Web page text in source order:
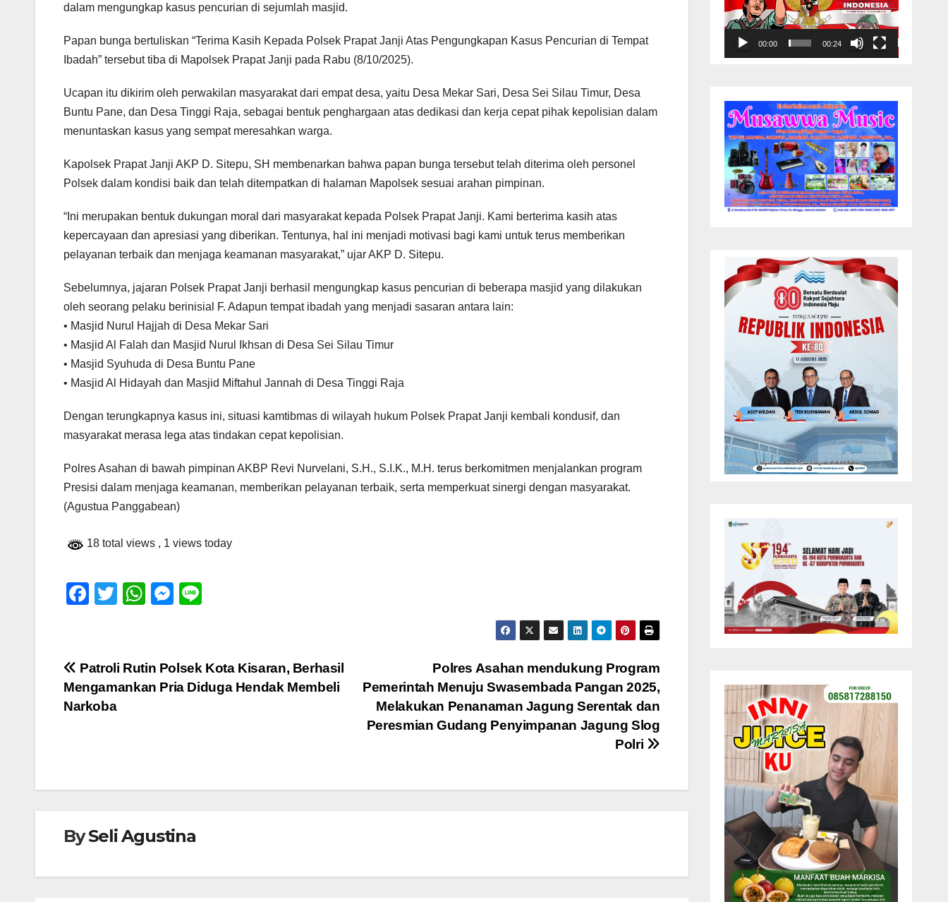
dalam mengungkap kasus pencurian di sejumlah masjid.
Papan bunga bertuliskan “Terima Kasih Kepada Polsek Prapat Janji Atas Pengungkapan Kasus Pencurian di Tempat
Ibadah” tersebut tiba di Mapolsek Prapat Janji pada Rabu (8/10/2025).
Ucapan itu dikirim oleh perwakilan masyarakat dari empat desa, yaitu Desa Mekar Sari, Desa Sei Silau Timur, Desa
Buntu Pane, dan Desa Tinggi Raja, sebagai bentuk penghargaan atas dedikasi dan kerja cepat pihak kepolisian dalam
menuntaskan kasus yang sempat meresahkan warga.
Kapolsek Prapat Janji AKP D. Sitepu, SH membenarkan bahwa papan bunga tersebut telah diterima oleh personel
Polsek dalam kondisi baik dan telah ditempatkan di halaman Mapolsek sesuai arahan pimpinan.
“Ini merupakan bentuk dukungan moral dari masyarakat kepada Polsek Prapat Janji. Kami berterima kasih atas
kepercayaan dan apresiasi yang diberikan. Tentunya, hal ini menjadi motivasi bagi kami untuk terus memberikan
pelayanan terbaik dan menjaga keamanan masyarakat,” ujar AKP D. Sitepu.
Sebelumnya, jajaran Polsek Prapat Janji berhasil mengungkap kasus pencurian di beberapa masjid yang dilakukan
oleh seorang pelaku berinisial F. Adapun tempat ibadah yang menjadi sasaran antara lain:
• Masjid Nurul Hajjah di Desa Mekar Sari
• Masjid Al Falah dan Masjid Nurul Ikhsan di Desa Sei Silau Timur
• Masjid Syuhuda di Desa Buntu Pane
• Masjid Al Hidayah dan Masjid Miftahul Jannah di Desa Tinggi Raja
Dengan terungkapnya kasus ini, situasi kamtibmas di wilayah hukum Polsek Prapat Janji kembali kondusif, dan
masyarakat merasa lega atas tindakan cepat kepolisian.
Polres Asahan di bawah pimpinan AKBP Revi Nurvelani, S.H., S.I.K., M.H. terus berkomitmen menjalankan program
Presisi dalam menjaga keamanan, memberikan pelayanan terbaik, serta memperkuat sinergi dengan masyarakat.
(Agustua Panggabean)
18 total views , 1 views today
F
e
b
o
T
er
W
s
A
M
e
n
Navigasi
pos
Polres Asahan mendukung Program
Pemerintah Menuju Swasembada Pangan 2025,
Melakukan Penanaman Jagung Serentak dan
Peresmian Gudang Penyimpanan Jagung Slog
Polri
Patroli Rutin Polsek Kota Kisaran, Berhasil
Mengamankan Pria Diduga Hendak Membeli
Narkoba
BySeli Agustina
00:00 00:24